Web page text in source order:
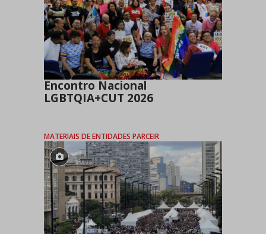
Encontro Nacional
LGBTQIA+CUT 2026
MATERIAIS DE ENTIDADES PARCEIR